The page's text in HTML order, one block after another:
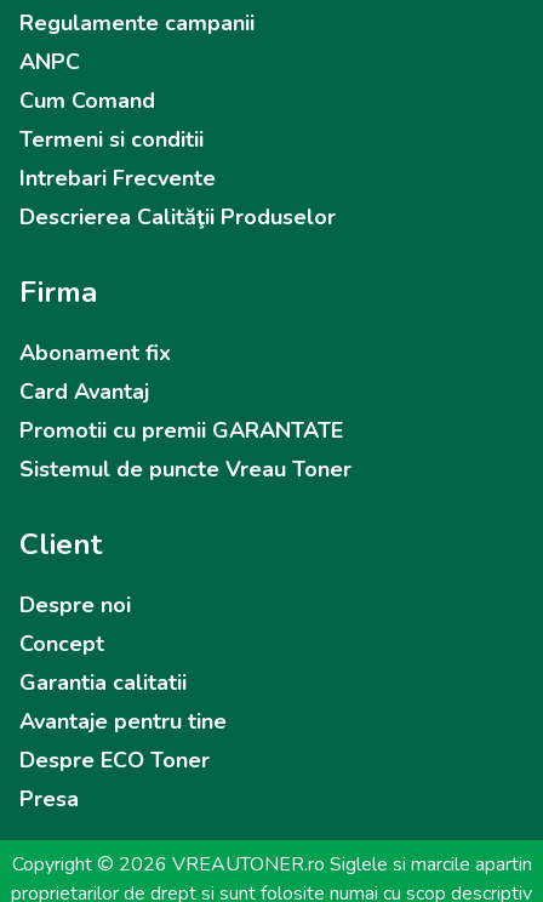
Regulamente campanii
ANPC
Cum Comand
Termeni si conditii
Intrebari Frecvente
Descrierea Calităţii Produselor
Firma
Abonament fix
Card Avantaj
Promotii cu premii GARANTATE
Sistemul de puncte Vreau Toner
Client
Despre noi
Concept
Garantia calitatii
Avantaje pentru tine
Despre ECO Toner
Presa
Copyright © 2026 VREAUTONER.ro Siglele si marcile apartin
proprietarilor de drept si sunt folosite numai cu scop descriptiv